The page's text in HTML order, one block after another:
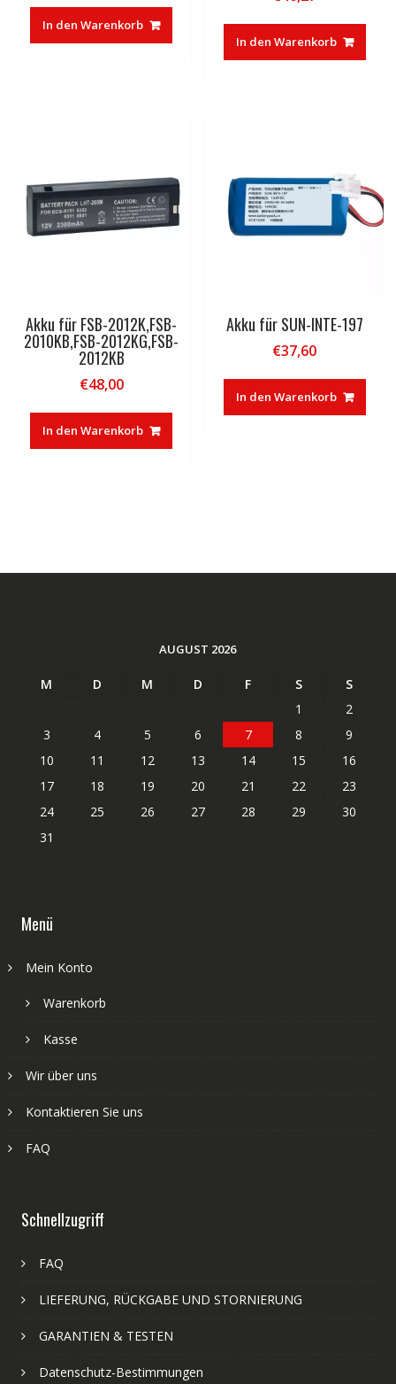
In den Warenkorb
In den Warenkorb
Akku für FSB-2012K,FSB-
2010KB,FSB-2012KG,FSB-
2012KB
€48,00
In den Warenkorb
Akku für SUN-INTE-197
€37,60
In den Warenkorb
AUGUST 2026
M D M D F S
S
1
2
3
4 5 6 7 8
9
10
11 12 13 14 15
16
17
18 19 20 21 22
23
24
25 26 27 28 29
30
31
Menü
Mein Konto
Warenkorb
Kasse
Wir über uns
Kontaktieren Sie uns
FAQ
Schnellzugriff
FAQ
LIEFERUNG, RÜCKGABE UND STORNIERUNG
GARANTIEN & TESTEN
Datenschutz-Bestimmungen